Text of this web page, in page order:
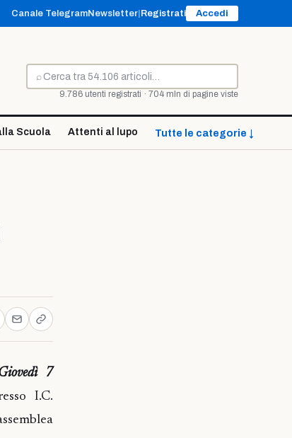
Canale TelegramNewsletter Registrati Accedi
⌕
Cerca
9.786 utenti registrati · 704 mln di pagine viste
Scuola Attenti al lupo Tutte le categorie ↓
7
I.C.